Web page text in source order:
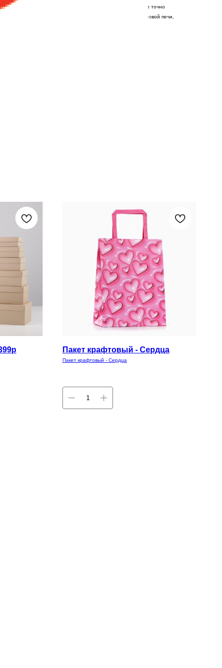
в офис или положите его в сумку ребёнку. Окружающие точно
можно хранить в холодильнике, разогревать в микроволновой печи,
Пакет крафтовый - Сердца
Пакет крафтовый - Сердца